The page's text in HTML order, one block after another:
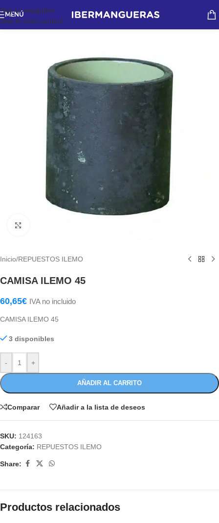
Skip to navigation
Skip to main content
MENÚ
Inicio/REPUESTOS ILEMO
CAMISA ILEMO 45
60,65€ IVA no incluido
CAMISA ILEMO 45
3 disponibles
- +
AÑADIR AL CARRITO
Comparar Añadir a la lista de deseos
SKU: 124163
Categoría: REPUESTOS ILEMO
Share:
Productos relacionados